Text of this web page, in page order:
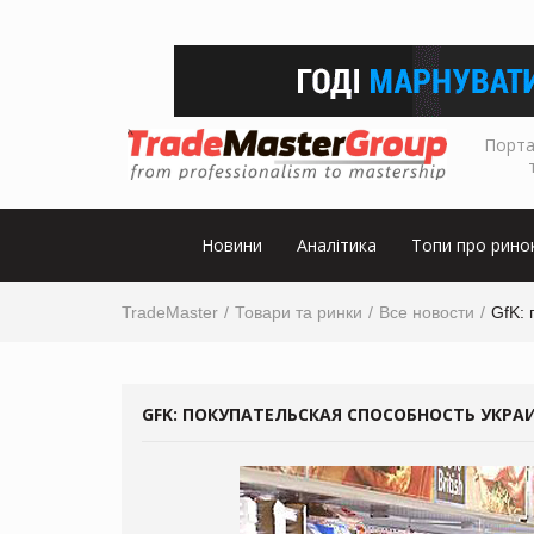
Новини Аналітика Топи про
TradeMaster Товари та ринки Все новости GfK:
GFK: ПОКУПАТЕЛЬСКАЯ СПОСОБНОСТЬ